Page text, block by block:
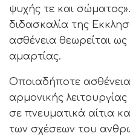
ψυχής τε και
διδασκαλία της
ασθένεια θεωρείται
αμαρτίας.
Οποιαδήποτε
αρμονικής
σε πνευματικά αίτια
των σχέσεων του